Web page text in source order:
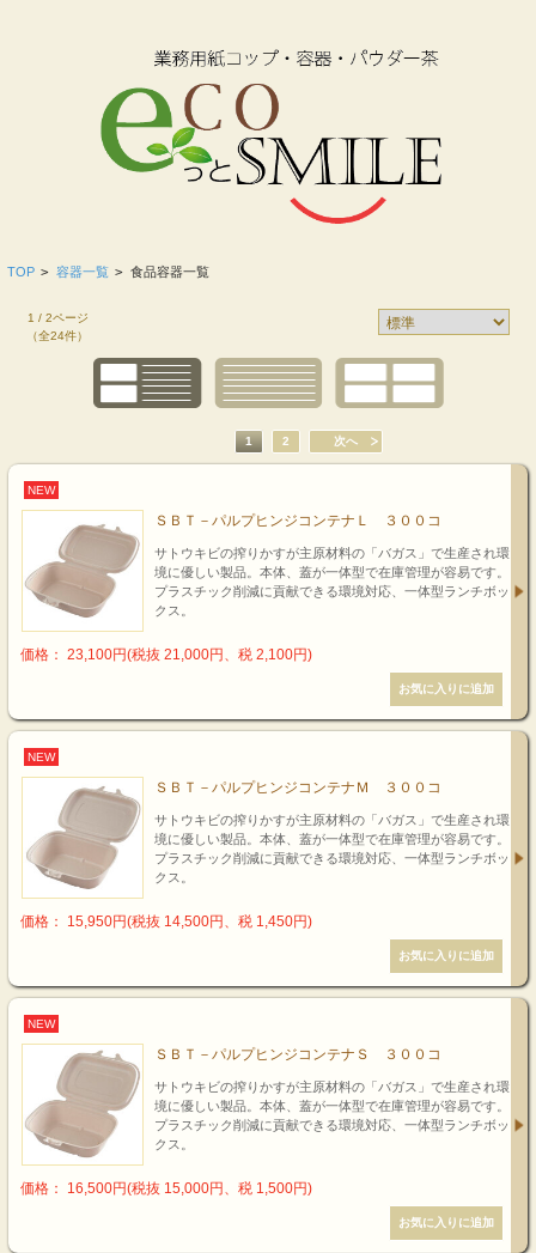
TOP > 容器一覧 > 食品容器一覧
1 / 2ページ
（全24件）
1 2 次へ
NEW
ＳＢＴ－パルプヒンジコンテナＬ ３００コ
サトウキビの搾りかすが主原材料の「バガス」で生産され環
境に優しい製品。本体、蓋が一体型で在庫管理が容易です。
プラスチック削減に貢献できる環境対応、一体型ランチボッ
クス。
価格： 23,100円(税抜 21,000円、税 2,100円)
NEW
ＳＢＴ－パルプヒンジコンテナＭ ３００コ
サトウキビの搾りかすが主原材料の「バガス」で生産され環
境に優しい製品。本体、蓋が一体型で在庫管理が容易です。
プラスチック削減に貢献できる環境対応、一体型ランチボッ
クス。
価格： 15,950円(税抜 14,500円、税 1,450円)
NEW
ＳＢＴ－パルプヒンジコンテナＳ ３００コ
サトウキビの搾りかすが主原材料の「バガス」で生産され環
境に優しい製品。本体、蓋が一体型で在庫管理が容易です。
プラスチック削減に貢献できる環境対応、一体型ランチボッ
クス。
価格： 16,500円(税抜 15,000円、税 1,500円)